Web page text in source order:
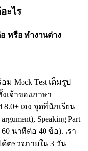
ะไร
หรือ ทำงานต่าง
อม Mock Test เต็มรูป
เจ้าของภาษา
เอง จุดที่นักเรียน
Speaking Part
นาทีต่อ 40 ข้อ). เรา
ด้ตรวจภายใน 3 วัน